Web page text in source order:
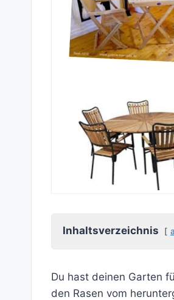
Inhaltsverzeichnis
Du hast deinen Garten
den Rasen vom